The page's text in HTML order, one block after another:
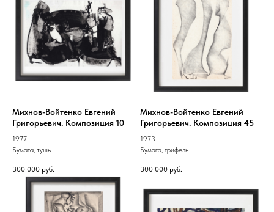
Михнов-Войтенко Евгений
Григорьевич. Композиция 10
1977
Бумага, тушь
300 000 руб.
Михнов-Войтенко Евгений
Григорьевич. Композиция 45
1973
Бумага, грифель
300 000 руб.